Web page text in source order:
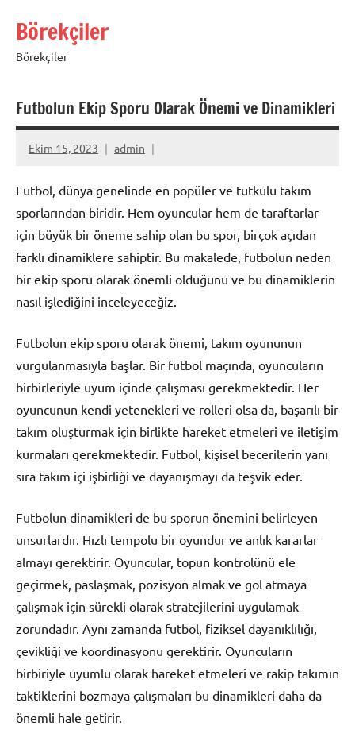
Börekçiler
Börekçiler
Futbolun Ekip Sporu Olarak Önemi ve Dinamikleri
Ekim 15, 2023 admin
Futbol, dünya genelinde en popüler ve tutkulu takım
sporlarından biridir. Hem oyuncular hem de taraftarlar
için büyük bir öneme sahip olan bu spor, birçok açıdan
farklı dinamiklere sahiptir. Bu makalede, futbolun neden
bir ekip sporu olarak önemli olduğunu ve bu dinamiklerin
nasıl işlediğini inceleyeceğiz.
Futbolun ekip sporu olarak önemi, takım oyununun
vurgulanmasıyla başlar. Bir futbol maçında, oyuncuların
birbirleriyle uyum içinde çalışması gerekmektedir. Her
oyuncunun kendi yetenekleri ve rolleri olsa da, başarılı bir
takım oluşturmak için birlikte hareket etmeleri ve iletişim
kurmaları gerekmektedir. Futbol, kişisel becerilerin yanı
sıra takım içi işbirliği ve dayanışmayı da teşvik eder.
Futbolun dinamikleri de bu sporun önemini belirleyen
unsurlardır. Hızlı tempolu bir oyundur ve anlık kararlar
almayı gerektirir. Oyuncular, topun kontrolünü ele
geçirmek, paslaşmak, pozisyon almak ve gol atmaya
çalışmak için sürekli olarak stratejilerini uygulamak
zorundadır. Aynı zamanda futbol, fiziksel dayanıklılığı,
çevikliği ve koordinasyonu gerektirir. Oyuncuların
birbiriyle uyumlu olarak hareket etmeleri ve rakip takımın
taktiklerini bozmaya çalışmaları bu dinamikleri daha da
önemli hale getirir.